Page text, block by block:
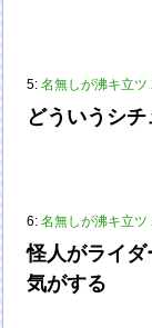
5:名無しが沸キ立ツ
どういうシ
6:名無しが沸キ立ツ
怪人がライ
気がする